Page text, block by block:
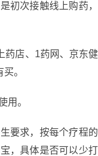
初次接触线上购药，
药店、1药网、京东健
。
用。
要求，按每个疗程的
，具体是否可以少打